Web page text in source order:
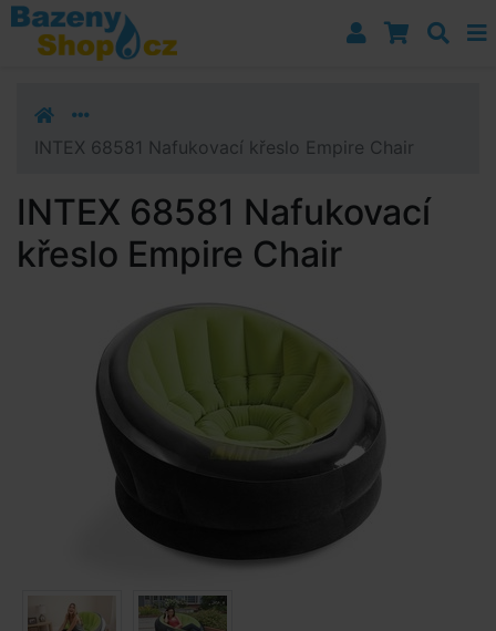
Přejít k navigaci
Přejít na obsah
Přejít k postrannímu sloupci
INTEX 68581 Nafukovací křeslo Empire Chair
INTEX 68581 Nafukovací
křeslo Empire Chair